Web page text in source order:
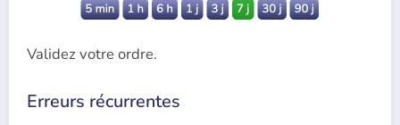
Validez votre ordre.
Erreurs récurrentes